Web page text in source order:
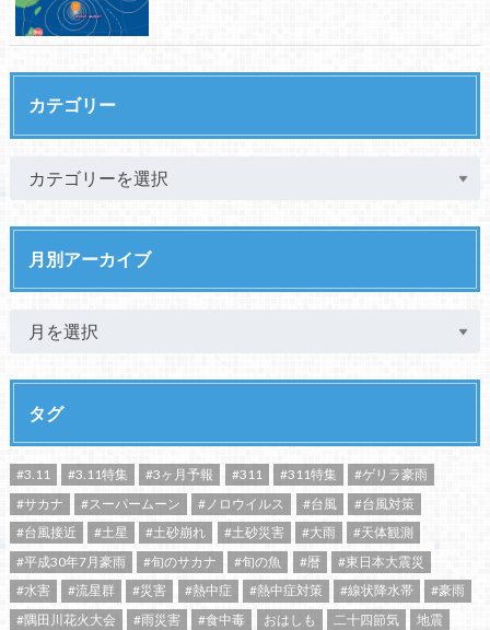
カテゴリー
月別アーカイブ
タグ
#3.11 #3.11特集 #3ヶ月予報 #311 #311特集
#ゲリラ豪雨
#サカナ
#スーパームーン #ノロウイルス #台風
#台風対策
#台風接近
#土星 #土砂崩れ #土砂災害 #大雨
#天体観測
#平成30年7月豪雨
#旬のサカナ #旬の魚 #暦
#東日本大震災
#水害
#流星群 #災害 #熱中症 #熱中症対策 #線状降水帯
#豪雨
#隅田川花火大会
#雨災害 #食中毒 おはしも 二十四節気
地震